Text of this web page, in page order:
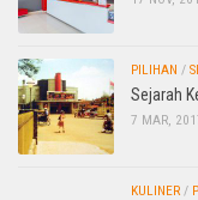
PILIHAN /
Sejarah
7 MAR,
KULINER /